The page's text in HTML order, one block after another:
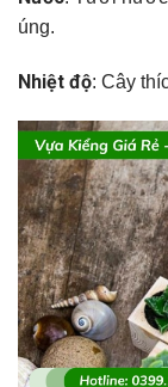
úng.
Nhiệt độ: Cây